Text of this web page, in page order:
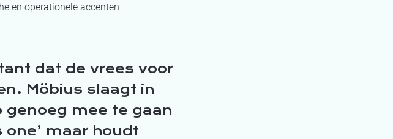
en operationele accenten
dat de vrees voor
Möbius slaagt in
genoeg mee te gaan
one’ maar houdt